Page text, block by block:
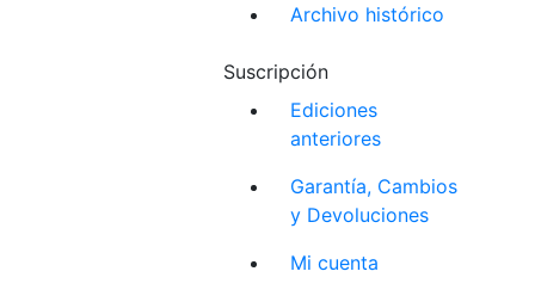
Archivo histórico
Suscripción
Ediciones
anteriores
Garantía, Cambios
y Devoluciones
Mi cuenta